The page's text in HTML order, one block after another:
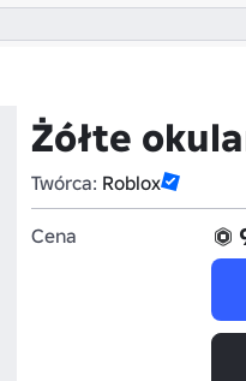
Żółte
Twórca: Roblox
Cena